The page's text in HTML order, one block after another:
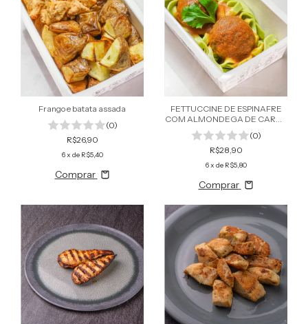
Frango e batata assada
(0)
R$26,90
6x de R$5,40
Comprar
FETTUCCINE DE ESPINAFRE
COM ALMONDEGA DE CARNE
BOVINA AO MOLHO SUGO
(0)
R$28,90
6x de R$5,80
Comprar